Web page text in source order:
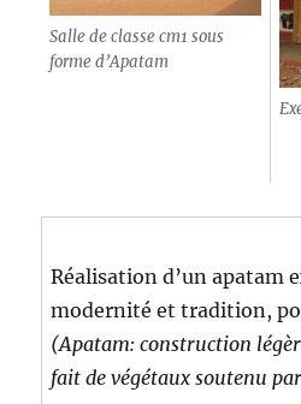
Salle de classe cm1 sous
forme d’Apatam
Réalisation d’un apatam
modernité et tradition,
(Apatam: construction
fait de végétaux soutenu